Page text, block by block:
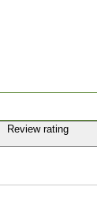
Review rating